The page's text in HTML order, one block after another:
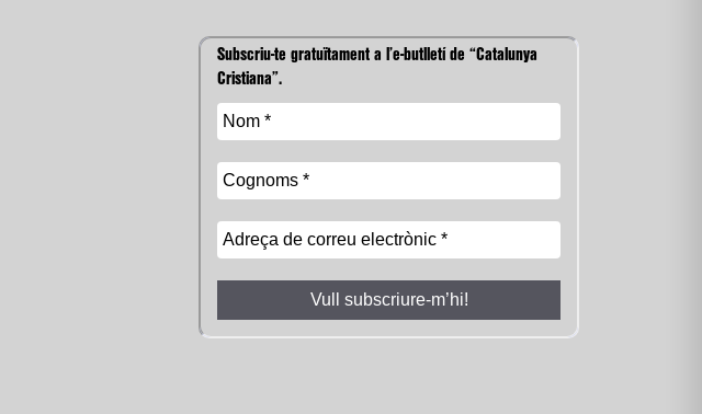
Subscriu-te gratuïtament a l’e-butlletí de “Catalunya
Cristiana”.